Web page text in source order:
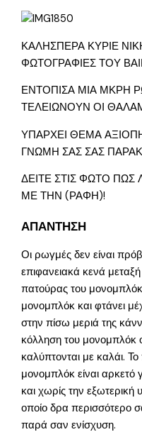
ΚΑΛΗΣΠΕΡΑ ΚΥΡΙΕ
ΦΩΤΟΓΡΑΦΙΕΣ ΤΟΥ
ΕΝΤΟΠΙΣΑ ΜΙΑ ΜΚΡΗ
ΤΕΛΕΙΩΝΟΥΝ ΟΙ
ΥΠΑΡΧΕΙ ΘΕΜΑ
ΓΝΩΜΗ ΣΑΣ ΣΑΣ
ΔΕΙΤΕ ΣΤΙΣ ΦΩΤΟ ΠΩΣ
ΜΕ ΤΗΝ (ΡΑΦΗ)!
ΑΠΑΝΤΗΣΗ
Οι ρωγμές δεν είναι
επιφανειακά κενά
πατούρας του
μονομπλόκ και φτάνει
στην πίσω μεριά της
κόλληση του μονομπλόκ
καλύπτονται με καλάι.
μονομπλόκ είναι αρκετό
και χωρίς την
οποίο δρα περισσότερο
παρά σαν ενίσχυση.